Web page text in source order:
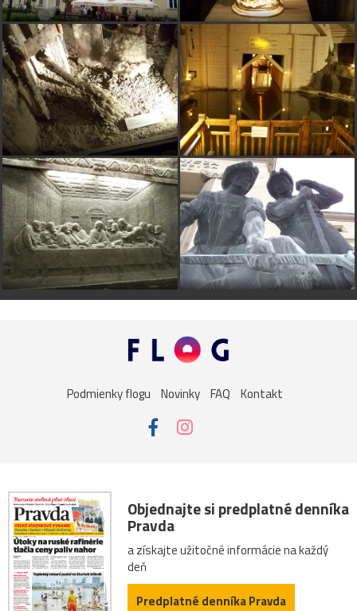
Podmienky flogu Novinky FAQ Kontakt
Objednajte si predplatné denníka
Pravda
a získajte užitočné informácie na každý
deň
Predplatné denníka Pravda